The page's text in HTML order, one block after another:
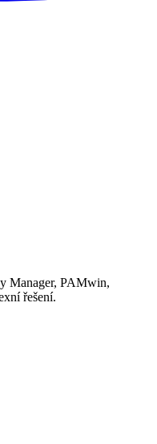
Manager, PAMwin,
řešení.